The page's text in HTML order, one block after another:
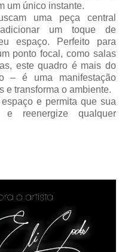
um único instante.
uma peça central
um toque de
espaço. Perfeito para
ponto focal, como salas
este quadro é mais do
– é uma manifestação
e transforma o ambiente.
e permita que sua
e reenergize qualquer